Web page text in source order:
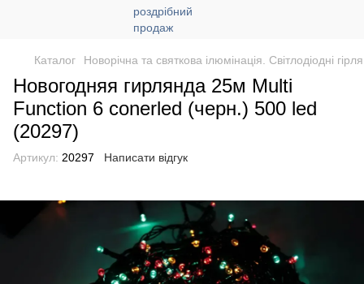
Каталог Новорічна та святкова ілюмінація. Світлодіодні
Новогодняя гирлянда 25м Multi
Function 6 conerled (черн.) 500 led
(20297)
Артикул: 20297 Написати відгук